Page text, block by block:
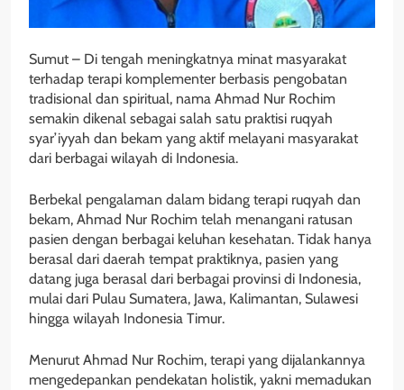
Sumut – Di tengah meningkatnya minat masyarakat
terhadap terapi komplementer berbasis pengobatan
tradisional dan spiritual, nama Ahmad Nur Rochim
semakin dikenal sebagai salah satu praktisi ruqyah
syar’iyyah dan bekam yang aktif melayani masyarakat
dari berbagai wilayah di Indonesia.
Berbekal pengalaman dalam bidang terapi ruqyah dan
bekam, Ahmad Nur Rochim telah menangani ratusan
pasien dengan berbagai keluhan kesehatan. Tidak hanya
berasal dari daerah tempat praktiknya, pasien yang
datang juga berasal dari berbagai provinsi di Indonesia,
mulai dari Pulau Sumatera, Jawa, Kalimantan, Sulawesi
hingga wilayah Indonesia Timur.
Menurut Ahmad Nur Rochim, terapi yang dijalankannya
mengedepankan pendekatan holistik, yakni memadukan